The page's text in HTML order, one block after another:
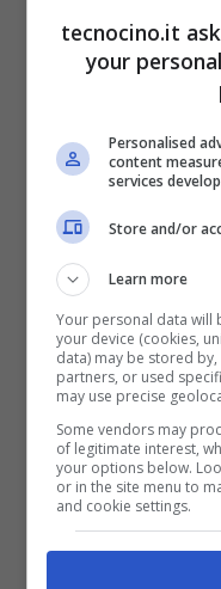
tecnocino.it
your
Personalised
content
services
Store and/or
Learn more
Your personal data
your device (cookies,
data) may be stored
partners, or used
may use precise
Some vendors may
of legitimate interest,
your options below.
or in the site menu to
and cookie settings.